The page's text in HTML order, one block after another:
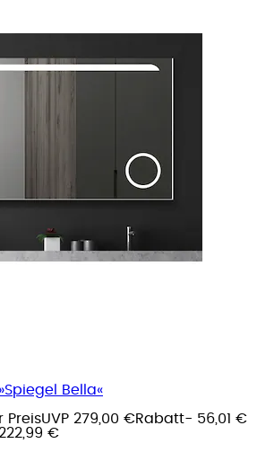
Bella«
PreisUVP 279,00 €Rabatt- 56,01 €
222,99 €